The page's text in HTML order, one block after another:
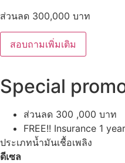
ส่วนลด 300,000 บาท
สอบถามเพิ่มเติม
Special
ส่วนลด 300 ,000 บาท
FREE!! Insurance 1 year
ประเภทน้ำมันเชื้อเพลิง
ดีเซล